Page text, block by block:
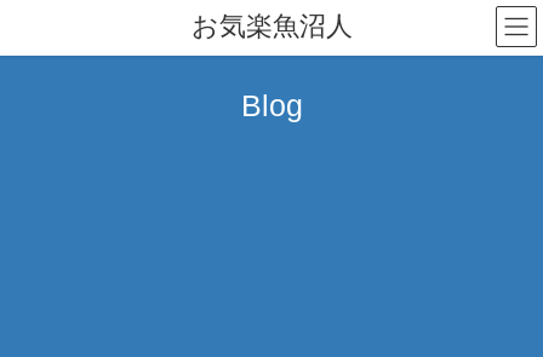
テ
ゲ
お気楽魚沼人
Blog